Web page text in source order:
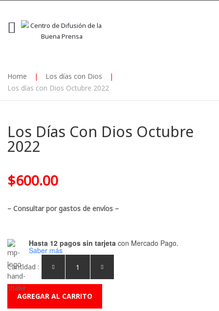
Home | Los días con Dios
|
Los días con Dios Octubre 2022
Los Días Con Dios Octubre
2022
$600.00
– Consultar por gastos de envíos –
Hasta 12 pagos sin tarjeta con Mercado Pago.
Saber más
Cantidad :
AGREGAR AL CARRITO